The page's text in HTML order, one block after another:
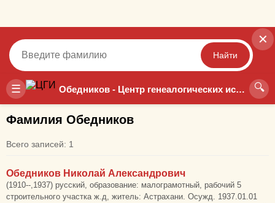
☰ Обедников - Центр генеалогических исследований 🔍
✕
Найти
Точный Неточный
Фамилия Обедников
Всего записей: 1
Обедников Николай Александрович
(1910--,1937) русский, образование: малограмотный, рабочий 5
строительного участка ж.д, житель: Астрахани. Осужд. 1937.01.01